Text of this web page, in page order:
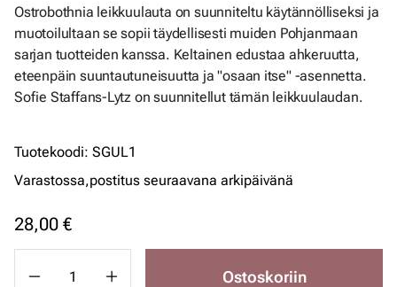
Ostrobothnia leikkuulauta on suunniteltu käytännölliseksi ja
muotoilultaan se sopii täydellisesti muiden Pohjanmaan
sarjan tuotteiden kanssa. Keltainen edustaa ahkeruutta,
eteenpäin suuntautuneisuutta ja "osaan itse" -asennetta.
Sofie Staffans-Lytz on suunnitellut tämän leikkuulaudan.
Tuotekoodi: SGUL1
Varastossa,postitus seuraavana arkipäivänä
28,00 €
Ostoskoriin